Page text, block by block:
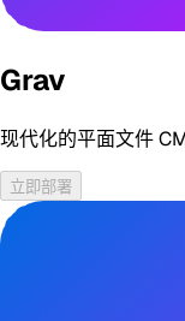
Grav
现代化的平面文件
立即部署